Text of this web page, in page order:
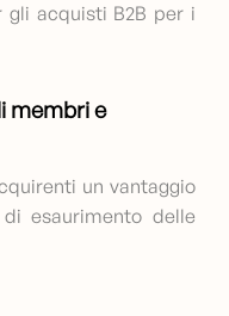
acquisti B2B per i
membri e
un vantaggio
esaurimento delle